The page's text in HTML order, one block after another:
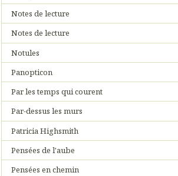
Notes de lecture
Notes de lecture
Notules
Panopticon
Par les temps qui courent
Par-dessus les murs
Patricia Highsmith
Pensées de l'aube
Pensées en chemin